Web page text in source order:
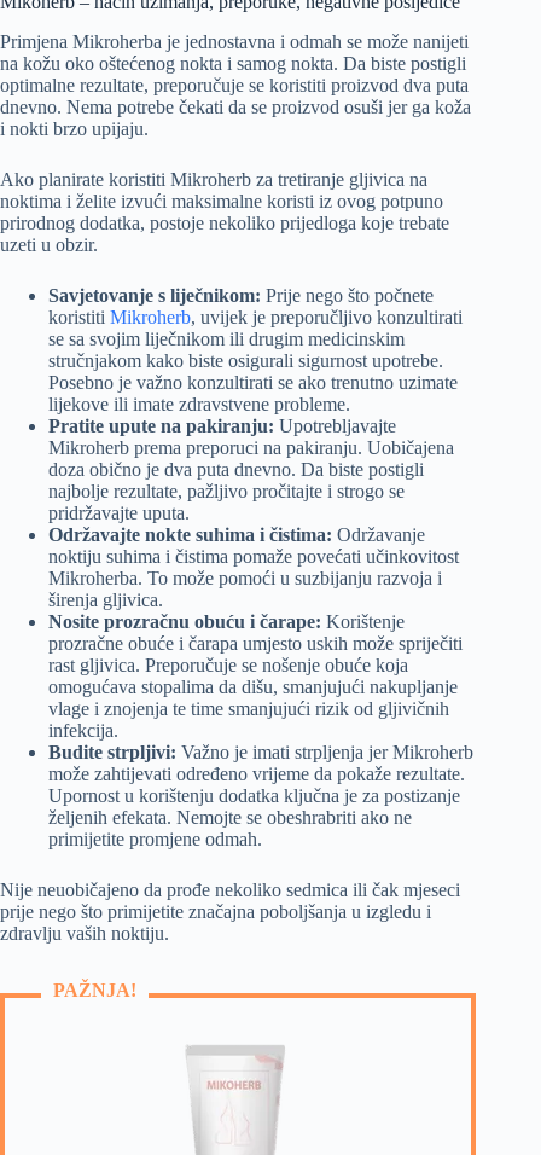
Primjena Mikroherba je jednostavna i odmah se može nanijeti
na kožu oko oštećenog nokta i samog nokta. Da biste postigli
optimalne rezultate, preporučuje se koristiti proizvod dva puta
dnevno. Nema potrebe čekati da se proizvod osuši jer ga koža
i nokti brzo upijaju.
Ako planirate koristiti Mikroherb za tretiranje gljivica na
noktima i želite izvući maksimalne koristi iz ovog potpuno
prirodnog dodatka, postoje nekoliko prijedloga koje trebate
uzeti u obzir.
Savjetovanje s liječnikom: Prije nego što počnete
koristiti Mikroherb, uvijek je preporučljivo konzultirati
se sa svojim liječnikom ili drugim medicinskim
stručnjakom kako biste osigurali sigurnost upotrebe.
Posebno je važno konzultirati se ako trenutno uzimate
lijekove ili imate zdravstvene probleme.
Pratite upute na pakiranju: Upotrebljavajte
Mikroherb prema preporuci na pakiranju. Uobičajena
doza obično je dva puta dnevno. Da biste postigli
najbolje rezultate, pažljivo pročitajte i strogo se
pridržavajte uputa.
Održavajte nokte suhima i čistima: Održavanje
noktiju suhima i čistima pomaže povećati učinkovitost
Mikroherba. To može pomoći u suzbijanju razvoja i
širenja gljivica.
Nosite prozračnu obuću i čarape: Korištenje
prozračne obuće i čarapa umjesto uskih može spriječiti
rast gljivica. Preporučuje se nošenje obuće koja
omogućava stopalima da dišu, smanjujući nakupljanje
vlage i znojenja te time smanjujući rizik od gljivičnih
infekcija.
Budite strpljivi: Važno je imati strpljenja jer Mikroherb
može zahtijevati određeno vrijeme da pokaže rezultate.
Upornost u korištenju dodatka ključna je za postizanje
željenih efekata. Nemojte se obeshrabriti ako ne
primijetite promjene odmah.
Nije neuobičajeno da prođe nekoliko sedmica ili čak mjeseci
prije nego što primijetite značajna poboljšanja u izgledu i
zdravlju vaših noktiju.
PAŽNJA!